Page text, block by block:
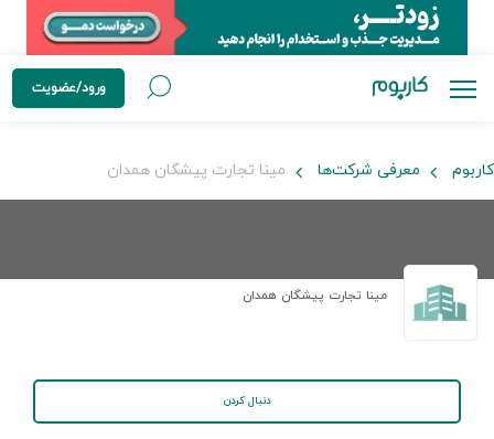
ورود/عضویت
کاربوم معرفی شرکت‌ها مینا تجارت پیشگان همدان
مینا تجارت پیشگان همدان
دنبال کردن